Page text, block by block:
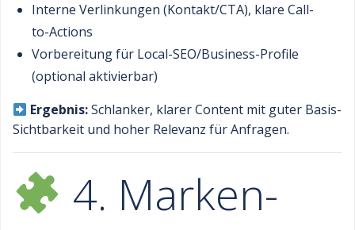
Interne Verlinkungen (Kontakt/CTA), klare Call-
to-Actions
Vorbereitung für Local-SEO/Business-Profile
(optional aktivierbar)
Ergebnis:Schlanker, klarer Content mit guter Basis-
Sichtbarkeit und hoher Relevanz für Anfragen.
4. Marken-